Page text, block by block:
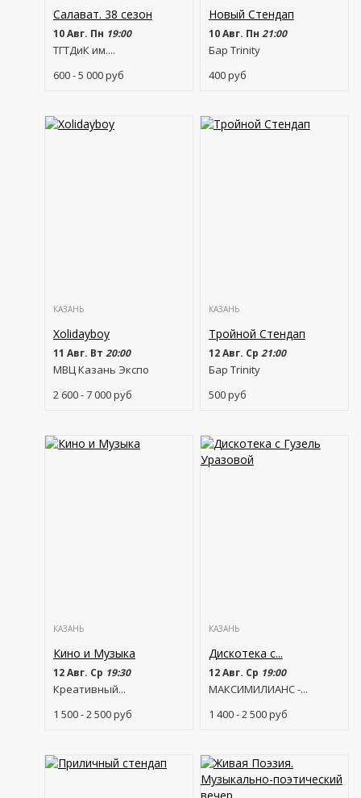
Салават. 38 сезон
10 Авг. Пн 19:00
ТГТДиК им....
600 - 5 000руб
Новый Стендап
10 Авг. Пн 21:00
Бар Trinity
400руб
КАЗАНЬ
Xolidayboy
11 Авг. Вт 20:00
МВЦ Казань Экспо
2 600 - 7 000руб
КАЗАНЬ
Тройной Стендап
12 Авг. Ср 21:00
Бар Trinity
500руб
КАЗАНЬ
Кино и Музыка
12 Авг. Ср 19:30
Креативный...
1 500 - 2 500руб
КАЗАНЬ
Дискотека с...
12 Авг. Ср 19:00
МАКСИМИЛИАНС -...
1 400 - 2 500руб